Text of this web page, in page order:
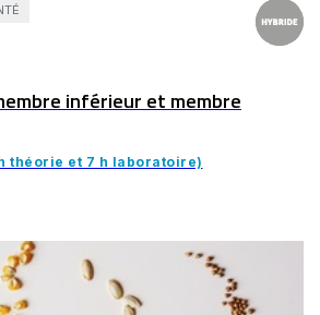
inférieur et membre
théorie et 7 h laboratoire)